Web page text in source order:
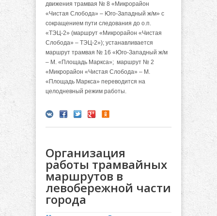
движения трамвая № 8 «Микрорайон
«Чистая Слобода» – Юго-Западный ж/м» с
сокращением пути следования до о.п.
«ТЭЦ-2» (маршрут «Микрорайон «Чистая
Слобода» – ТЭЦ-2»); устанавливается
маршрут трамвая № 16 «Юго-Западный ж/м
– М. «Площадь Маркса»; маршрут № 2
«Микрорайон «Чистая Слобода» – М.
«Площадь Маркса» переводится на
целодневный режим работы.
Организация
работы трамвайных
маршрутов в
левобережной части
города